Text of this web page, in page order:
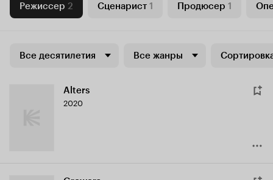
Режиссер 2 Сценарист 1 Продюсер 1
Все десятилетия Все жанры
Alters
2020